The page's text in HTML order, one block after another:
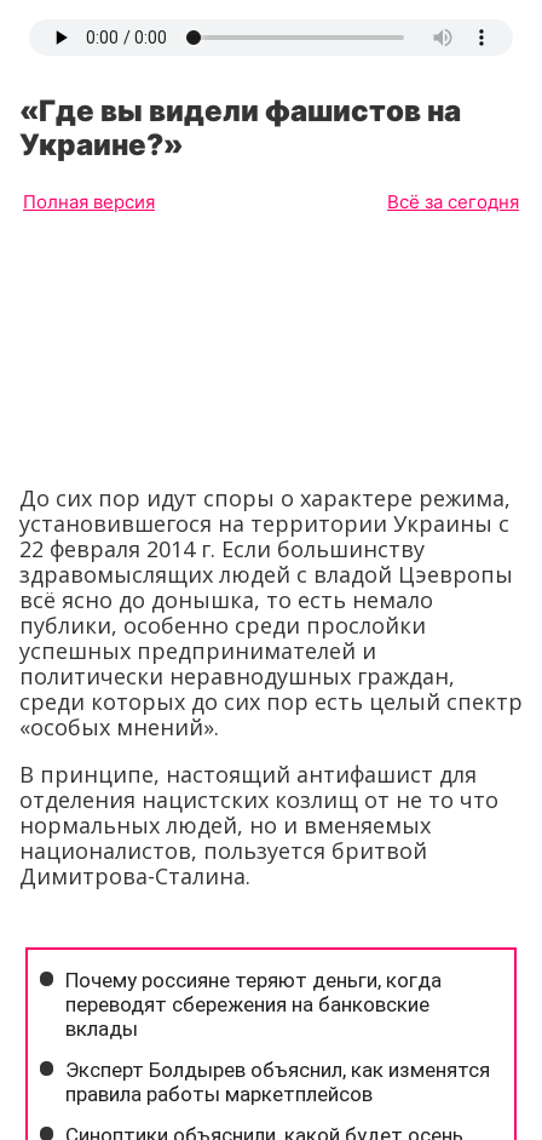
«Где вы видели фашистов на
Украине?»
Полная версия Всё за сегодня
До сих пор идут споры о характере режима,
установившегося на территории Украины с
22 февраля 2014 г. Если большинству
здравомыслящих людей с владой Цэевропы
всё ясно до донышка, то есть немало
публики, особенно среди прослойки
успешных предпринимателей и
политически неравнодушных граждан,
среди которых до сих пор есть целый спектр
«особых мнений».
В принципе, настоящий антифашист для
отделения нацистских козлищ от не то что
нормальных людей, но и вменяемых
националистов, пользуется бритвой
Димитрова-Сталина.